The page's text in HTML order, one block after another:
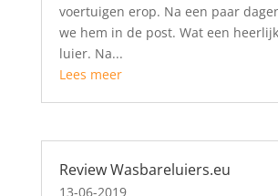
voertuigen erop. Na een paar
we hem in de post. Wat een
luier. Na...
Lees meer
Review Wasbareluiers.eu
13-06-2019